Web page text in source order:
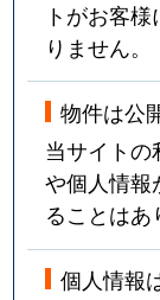
トがお客
りません。
物件は公
当サイト
や個人情報
ることはあ
個人情報